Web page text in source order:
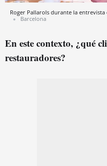
Roger Pallarols durante la
Barcelona
En este contexto, ¿qué
restauradores?